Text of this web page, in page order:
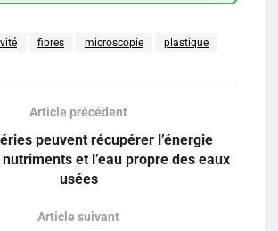
fibres microscopie plastique
Article précédent
peuvent récupérer l’énergie
et l’eau propre des eaux
usées
Article suivant